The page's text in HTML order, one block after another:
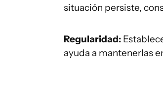
situación persiste,
Regularidad:
ayuda a mantenerlas